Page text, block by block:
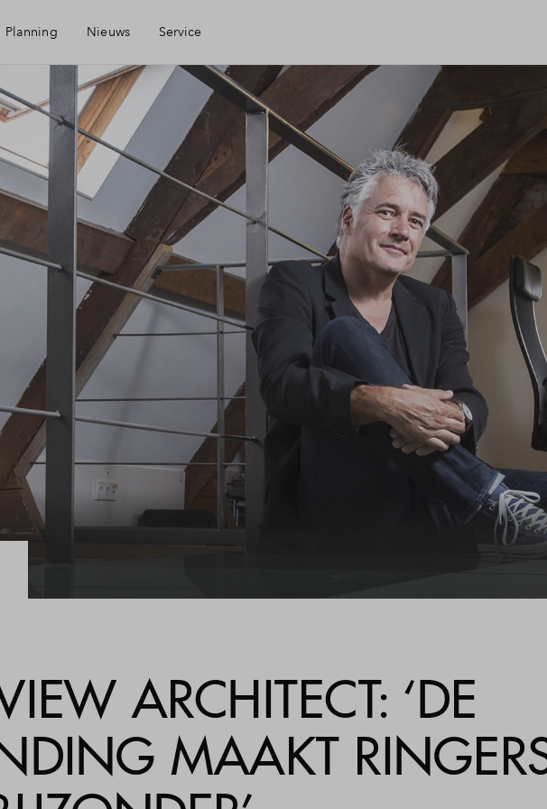
Planning Nieuws Service
Mijn Eigen Huis
Financiele check
Financiering
Toewijzing
Woning kopen
Contact
ARCHITECT: ‘DE
MAAKT